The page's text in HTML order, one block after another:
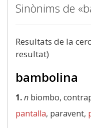
Sinònims de
Resultats de la
resultat)
bambolina
1.n biombo,
pantalla, paravent,